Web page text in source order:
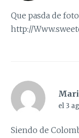
Que pasda de
http://
el 3
Siendo de